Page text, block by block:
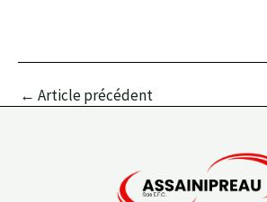
← Article précédent